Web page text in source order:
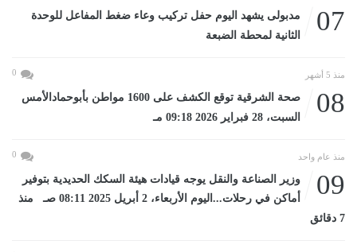
07
مدبولى يشهد اليوم حفل تركيب وعاء ضغط المفاعل للوحدة
الثانية لمحطة الضبعة
منذ 5 أشهر 0
08
صحة الشرقية توقع الكشف على 1600 مواطن بأبوحمادالأمس
السبت، 28 فبراير 2026 09:18 مـ
منذ عام واحد 0
09
وزير الصناعة والنقل يوجه قيادات هيئة السكك الحديدية بتوفير
أماكن في رحلات...اليوم الأربعاء، 2 أبريل 2025 08:11 صـ منذ
7 دقائق